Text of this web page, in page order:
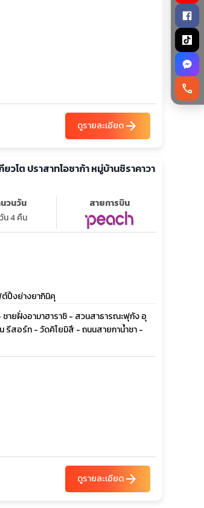
ดูรายละเอียดarrow_forward
วโต ปราสาทโอซาก้า หมู่บ้านชิราคาวา
วนวัน
น 4 คืน
สายการบิน
ต์ปิ้งย่างยากินิคุ
ายฝั่งอามาฮาราชิ - สวนสาธารณะฟุกัง อุ
รีสอร์ท - วัดคิโยมิสึ - ถนนสายกาน้ำชา -
ดูรายละเอียดarrow_forward
call